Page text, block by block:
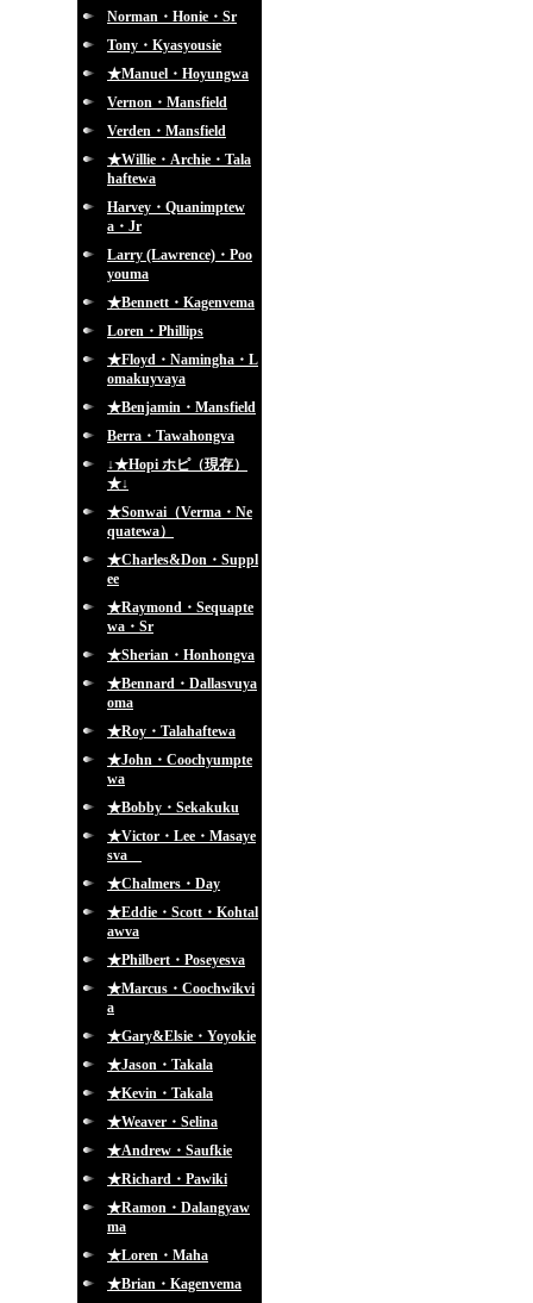
Norman・Honie・Sr
Tony・Kyasyousie
★Manuel・Hoyungwa
Vernon・Mansfield
Verden・Mansfield
★Willie・Archie・Tala
haftewa
Harvey・Quanimptew
a・Jr
Larry (Lawrence)・Poo
youma
★Bennett・Kagenvema
Loren・Phillips
★Floyd・Namingha・L
omakuyvaya
★Benjamin・Mansfield
Berra・Tawahongva
↓★Hopi ホピ（現存）
★↓
★Sonwai（Verma・Ne
quatewa）
★Charles&Don・Suppl
ee
★Raymond・Sequapte
wa・Sr
★Sherian・Honhongva
★Bennard・Dallasvuya
oma
★Roy・Talahaftewa
★John・Coochyumpte
wa
★Bobby・Sekakuku
★Victor・Lee・Masaye
sva
★Chalmers・Day
★Eddie・Scott・Kohtal
awva
★Philbert・Poseyesva
★Marcus・Coochwikvi
a
★Gary&Elsie・Yoyokie
★Jason・Takala
★Kevin・Takala
★Weaver・Selina
★Andrew・Saufkie
★Richard・Pawiki
★Ramon・Dalangyaw
ma
★Loren・Maha
★Brian・Kagenvema